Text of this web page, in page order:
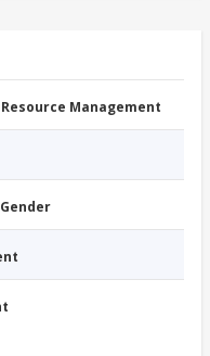
Management